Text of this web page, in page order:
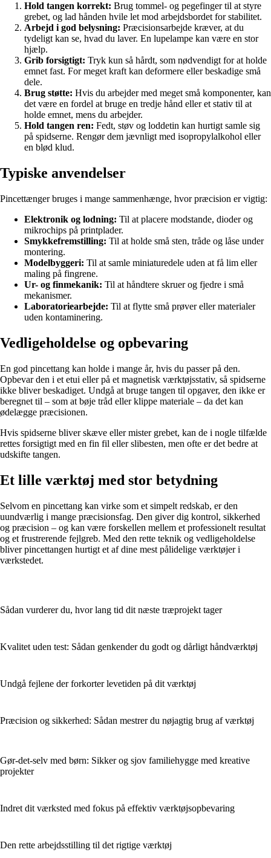
Hold tangen korrekt: Brug tommel- og pegefinger til at styre
grebet, og lad hånden hvile let mod arbejdsbordet for stabilitet.
Arbejd i god belysning: Præcisionsarbejde kræver, at du
tydeligt kan se, hvad du laver. En lupelampe kan være en stor
hjælp.
Grib forsigtigt: Tryk kun så hårdt, som nødvendigt for at holde
emnet fast. For meget kraft kan deformere eller beskadige små
dele.
Brug støtte: Hvis du arbejder med meget små komponenter, kan
det være en fordel at bruge en tredje hånd eller et stativ til at
holde emnet, mens du arbejder.
Hold tangen ren: Fedt, støv og loddetin kan hurtigt samle sig
på spidserne. Rengør dem jævnligt med isopropylalkohol eller
en blød klud.
Typiske anvendelser
Pincettænger bruges i mange sammenhænge, hvor præcision er vigtig:
Elektronik og lodning: Til at placere modstande, dioder og
mikrochips på printplader.
Smykkefremstilling: Til at holde små sten, tråde og låse under
montering.
Modelbyggeri: Til at samle miniaturedele uden at få lim eller
maling på fingrene.
Ur- og finmekanik: Til at håndtere skruer og fjedre i små
mekanismer.
Laboratoriearbejde: Til at flytte små prøver eller materialer
uden kontaminering.
Vedligeholdelse og opbevaring
En god pincettang kan holde i mange år, hvis du passer på den.
Opbevar den i et etui eller på et magnetisk værktøjsstativ, så spidserne
ikke bliver beskadiget. Undgå at bruge tangen til opgaver, den ikke er
beregnet til – som at bøje tråd eller klippe materiale – da det kan
ødelægge præcisionen.
Hvis spidserne bliver skæve eller mister grebet, kan de i nogle tilfælde
rettes forsigtigt med en fin fil eller slibesten, men ofte er det bedre at
udskifte tangen.
Et lille værktøj med stor betydning
Selvom en pincettang kan virke som et simpelt redskab, er den
uundværlig i mange præcisionsfag. Den giver dig kontrol, sikkerhed
og præcision – og kan være forskellen mellem et professionelt resultat
og et frustrerende fejlgreb. Med den rette teknik og vedligeholdelse
bliver pincettangen hurtigt et af dine mest pålidelige værktøjer i
værkstedet.
Sådan vurderer du, hvor lang tid dit næste træprojekt tager
Kvalitet uden test: Sådan genkender du godt og dårligt håndværktøj
Undgå fejlene der forkorter levetiden på dit værktøj
Præcision og sikkerhed: Sådan mestrer du nøjagtig brug af værktøj
Gør-det-selv med børn: Sikker og sjov familiehygge med kreative
projekter
Indret dit værksted med fokus på effektiv værktøjsopbevaring
Den rette arbejdsstilling til det rigtige værktøj